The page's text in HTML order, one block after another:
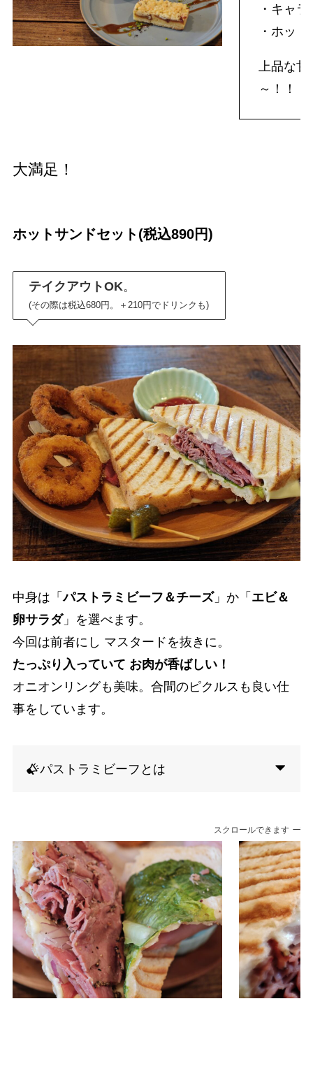
・キャ
・ホッ
上品な
～！！
大満足！
ホットサンドセット(税込890円)
テイクアウトOK。
(その際は税込680円。＋210円でドリンクも)
中身は「パストラミビーフ＆チーズ」か「 エビ＆
卵サラダ」を選べます。
今回は前者にし マスタードを抜きに。
たっぷり入っていて お肉が香ばしい！
オニオンリングも美味。合間のピクルスも良い仕
事をしています。
パストラミビーフとは
スクロールできます